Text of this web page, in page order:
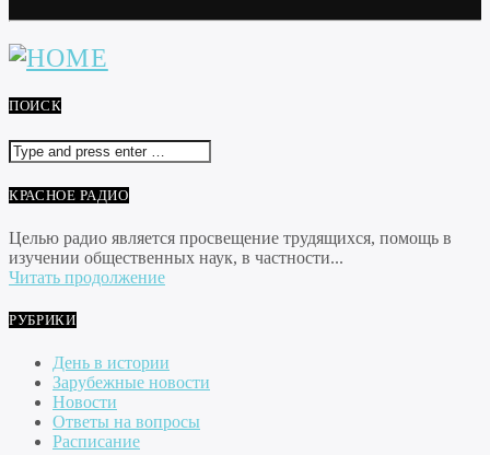
ПОИСК
КРАСНОЕ РАДИО
Целью радио является просвещение трудящихся, помощь в
изучении общественных наук, в частности...
Читать продолжение
РУБРИКИ
День в истории
Зарубежные новости
Новости
Ответы на вопросы
Расписание